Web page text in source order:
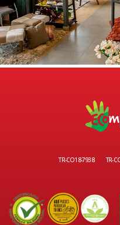
TR-CO18-7938 TR-